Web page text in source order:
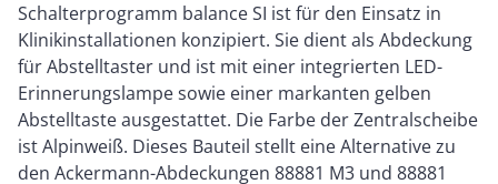
Schalterprogramm balance SI ist für den Einsatz in
Klinikinstallationen konzipiert. Sie dient als Abdeckung
für Abstelltaster und ist mit einer integrierten LED-
Erinnerungslampe sowie einer markanten gelben
Abstelltaste ausgestattet. Die Farbe der Zentralscheibe
ist Alpinweiß. Dieses Bauteil stellt eine Alternative zu
den Ackermann-Abdeckungen 88881 M3 und 88881